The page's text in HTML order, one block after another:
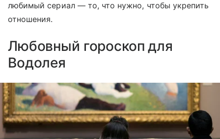
любимый сериал — то, что нужно, чтобы укрепить
отношения.
Любовный гороскоп для
Водолея